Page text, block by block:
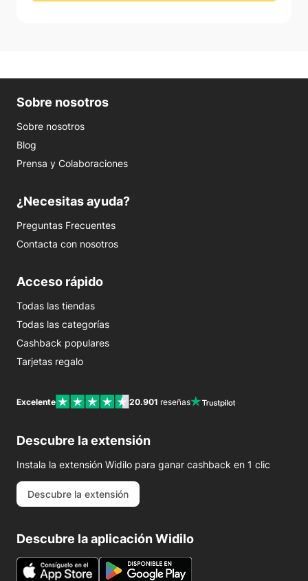
Sobre nosotros
Sobre nosotros
Blog
Prensa y Colaboraciones
¿Necesitas ayuda?
Preguntas Frecuentes
Contacta con nosotros
Acceso rápido
Todas las tiendas
Todas las categorías
Cashback populares
Tarjetas regalo
Excelente 20.901 reseñas
Descubre la extensión
Instala la extensión Widilo para ganar cashback en 1 clic
Descubre la extensión
Descubre la aplicación Widilo